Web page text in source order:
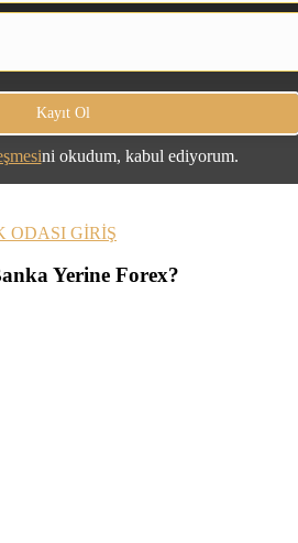
ni okudum, kabul ediyorum.
ODASI GİRİŞ
Yerine Forex?